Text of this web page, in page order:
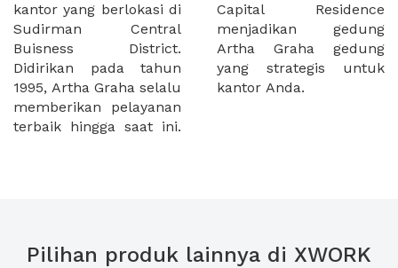
kantor yang berlokasi di
Sudirman Central
Buisness District.
Didirikan pada tahun
1995, Artha Graha selalu
memberikan pelayanan
terbaik hingga saat ini.
Capital Residence
menjadikan gedung
Artha Graha gedung
yang strategis untuk
kantor Anda.
Pilihan produk lainnya di XWORK